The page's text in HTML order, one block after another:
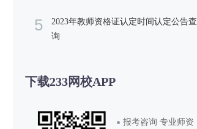
5
2023年教师资格证认定时间认定公告查
询
下载233网校APP
报考咨询 专业师资